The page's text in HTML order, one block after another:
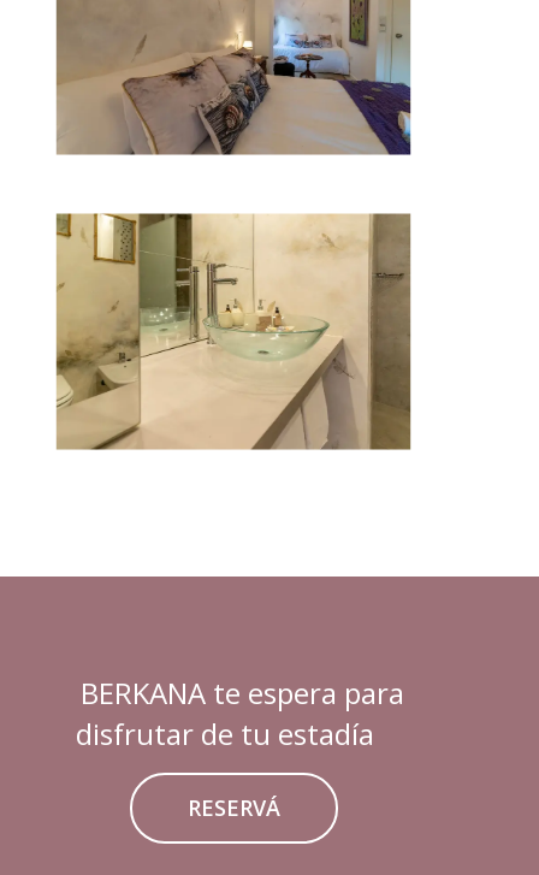
BERKANA te espera para
disfrutar de tu estadía
RESERVÁ